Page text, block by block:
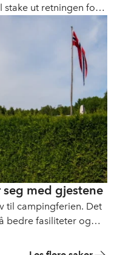
stake ut retningen for
med gjestene
til campingferien. Det
bedre fasiliteter og